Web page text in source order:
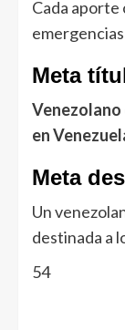
Cada aporte
Meta
Venezolano
en
Meta
Un
destinada a
54